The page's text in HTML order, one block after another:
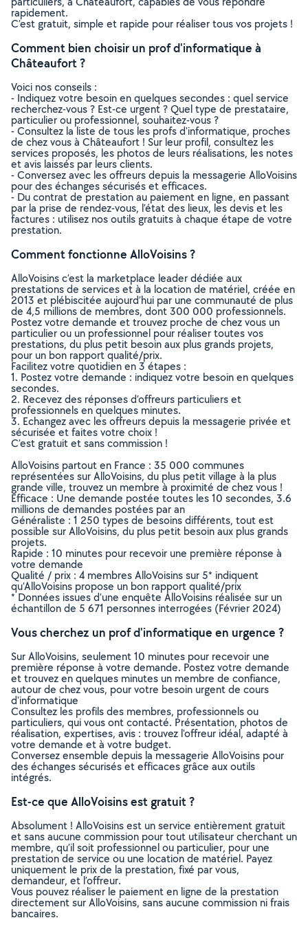
rapidement.
C’est gratuit, simple et rapide pour réaliser tous vos projets !
Comment bien choisir un prof d'informatique à
Châteaufort ?
Voici nos conseils :
- Indiquez votre besoin en quelques secondes : quel service
recherchez-vous ? Est-ce urgent ? Quel type de prestataire,
particulier ou professionnel, souhaitez-vous ?
- Consultez la liste de tous les profs d'informatique, proches
de chez vous à Châteaufort ! Sur leur profil, consultez les
services proposés, les photos de leurs réalisations, les notes
et avis laissés par leurs clients.
- Conversez avec les offreurs depuis la messagerie AlloVoisins
pour des échanges sécurisés et efficaces.
- Du contrat de prestation au paiement en ligne, en passant
par la prise de rendez-vous, l’état des lieux, les devis et les
factures : utilisez nos outils gratuits à chaque étape de votre
prestation.
Comment fonctionne AlloVoisins ?
AlloVoisins c’est la marketplace leader dédiée aux
prestations de services et à la location de matériel, créée en
2013 et plébiscitée aujourd’hui par une communauté de plus
de 4,5 millions de membres, dont 300 000 professionnels.
Postez votre demande et trouvez proche de chez vous un
particulier ou un professionnel pour réaliser toutes vos
prestations, du plus petit besoin aux plus grands projets,
pour un bon rapport qualité/prix.
Facilitez votre quotidien en 3 étapes :
1. Postez votre demande : indiquez votre besoin en quelques
secondes.
2. Recevez des réponses d’offreurs particuliers et
professionnels en quelques minutes.
3. Echangez avec les offreurs depuis la messagerie privée et
sécurisée et faites votre choix !
C’est gratuit et sans commission !
AlloVoisins partout en France : 35 000 communes
représentées sur AlloVoisins, du plus petit village à la plus
grande ville, trouvez un membre à proximité de chez vous !
Efficace : Une demande postée toutes les 10 secondes, 3.6
millions de demandes postées par an
Généraliste : 1 250 types de besoins différents, tout est
possible sur AlloVoisins, du plus petit besoin aux plus grands
projets.
Rapide : 10 minutes pour recevoir une première réponse à
votre demande
Qualité / prix : 4 membres AlloVoisins sur 5* indiquent
qu’AlloVoisins propose un bon rapport qualité/prix
* Données issues d’une enquête AlloVoisins réalisée sur un
échantillon de 5 671 personnes interrogées (Février 2024)
Vous cherchez un prof d'informatique en urgence ?
Sur AlloVoisins, seulement 10 minutes pour recevoir une
première réponse à votre demande. Postez votre demande
et trouvez en quelques minutes un membre de confiance,
autour de chez vous, pour votre besoin urgent de cours
d'informatique
Consultez les profils des membres, professionnels ou
particuliers, qui vous ont contacté. Présentation, photos de
réalisation, expertises, avis : trouvez l'offreur idéal, adapté à
votre demande et à votre budget.
Conversez ensemble depuis la messagerie AlloVoisins pour
des échanges sécurisés et efficaces grâce aux outils
intégrés.
Est-ce que AlloVoisins est gratuit ?
Absolument ! AlloVoisins est un service entièrement gratuit
et sans aucune commission pour tout utilisateur cherchant un
membre, qu’il soit professionnel ou particulier, pour une
prestation de service ou une location de matériel. Payez
uniquement le prix de la prestation, fixé par vous,
demandeur, et l’offreur.
Vous pouvez réaliser le paiement en ligne de la prestation
directement sur AlloVoisins, sans aucune commission ni frais
bancaires.